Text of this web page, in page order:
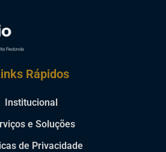
Rápidos
Institucional
e Soluções
de Privacidade